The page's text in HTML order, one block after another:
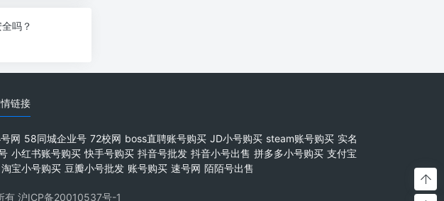
吗？
链接
网 58同城企业号 72校网 boss直聘账号购买 JD小号购买 steam账号购买 实名
小红书账号购买 快手号购买 抖音号批发 抖音小号出售 拼多多小号购买 支付宝
淘宝小号购买 豆瓣小号批发 账号购买 速号网 陌陌号出售
有 沪ICP备20010537号-1